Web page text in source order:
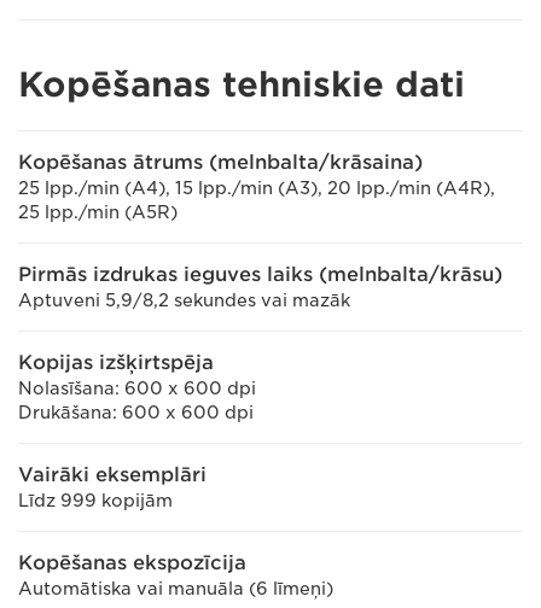
Kopēšanas tehniskie dati
Kopēšanas ātrums (melnbalta/krāsaina)
25 lpp./min (A4), 15 lpp./min (A3), 20 lpp./min (A4R),
25 lpp./min (A5R)
Pirmās izdrukas ieguves laiks (melnbalta/krāsu)
Aptuveni 5,9/8,2 sekundes vai mazāk
Kopijas izšķirtspēja
Nolasīšana: 600 x 600 dpi
Drukāšana: 600 x 600 dpi
Vairāki eksemplāri
Līdz 999 kopijām
Kopēšanas ekspozīcija
Automātiska vai manuāla (6 līmeņi)